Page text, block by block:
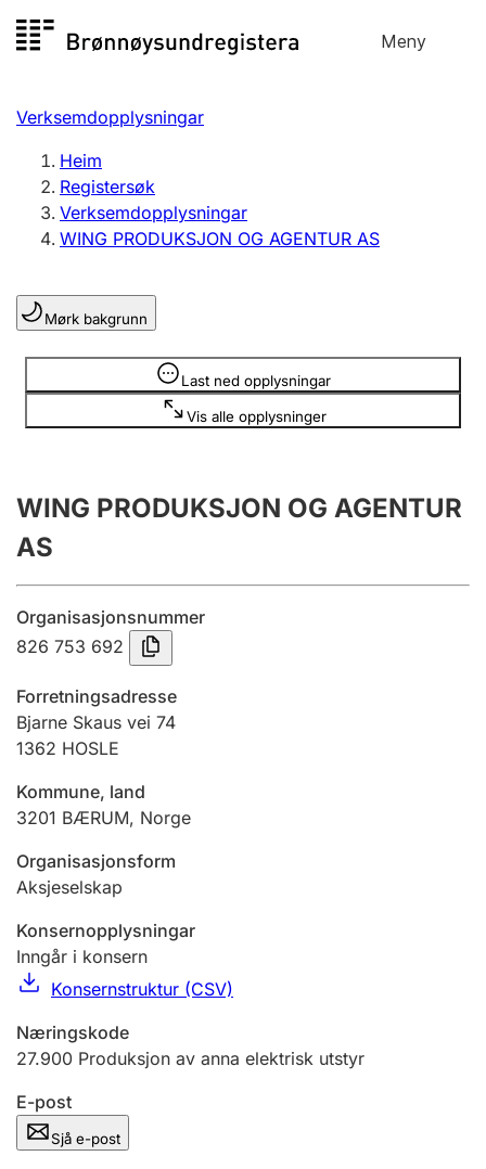
til
Meny
Registersøk
Aksjeselskap
Enkeltpersonføretak
Registrere, endre, slette
Lag og foreining
Registrere, endre, slette
Årsrekneskap
Innsending og forseinkingsgebyr
Tinglysing
Jeger
Betaling og jegeravgiftskort
Ektepaktrettleiaren
Andre tema
Verksemdopplysningar
Heim
Registersøk
Verksemdopplysningar
WING PRODUKSJON OG AGENTUR AS
Mørk bakgrunn
Last ned opplysningar
Vis alle opplysninger
Opplysninger er skjult
WING PRODUKSJON OG AGENTUR
AS
Organisasjonsnummer
826 753 692
Forretningsadresse
Bjarne Skaus vei 74
1362 HOSLE
Kommune, land
3201 BÆRUM, Norge
Organisasjonsform
Aksjeselskap
Konsernopplysningar
Inngår i konsern
Konsernstruktur (CSV)
Næringskode
27.900 Produksjon av anna elektrisk utstyr
E-post
Sjå e-post